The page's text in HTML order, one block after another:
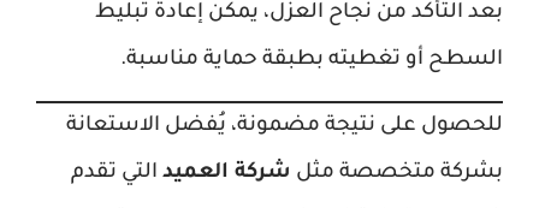
بعد التأكد من نجاح العزل، يمكن إعادة تبليط
السطح أو تغطيته بطبقة حماية مناسبة.
للحصول على نتيجة مضمونة، يُفضل الاستعانة
بشركة متخصصة مثل شركة العميد التي تقدم